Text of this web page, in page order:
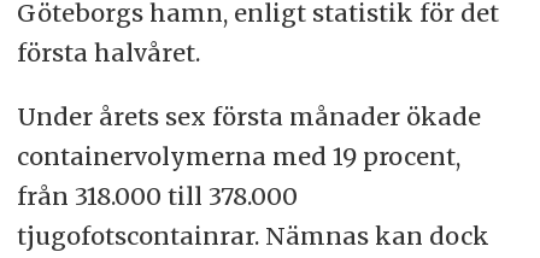
Göteborgs hamn, enligt statistik för det
första halvåret.
Under årets sex första månader ökade
containervolymerna med 19 procent,
från 318.000 till 378.000
tjugofotscontainrar. Nämnas kan dock